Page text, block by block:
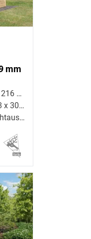
mm
cm
cm
Fenster